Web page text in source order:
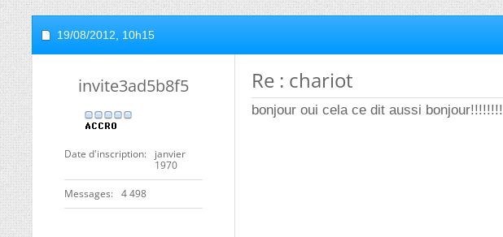
19/08/2012, 10h15
invite3ad5b8f5
Date d'inscription
janvier
1970
Messages 4 498
Re : chariot
bonjour oui cela ce dit aussi bonjour!!!!!!!!